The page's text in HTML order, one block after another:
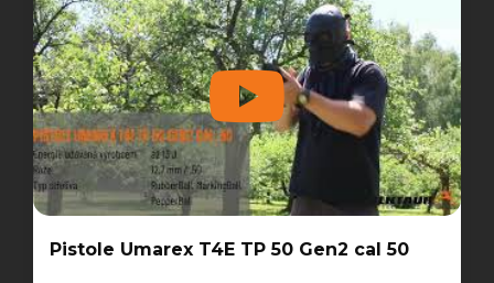
Pistole Umarex T4E TP 50 Gen2 cal 50